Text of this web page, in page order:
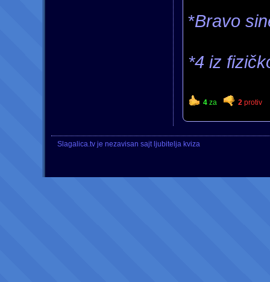
*Bravo
*4 iz
4 za 2 protiv
Slagalica.tv je nezavisan sajt ljubitelja kviza